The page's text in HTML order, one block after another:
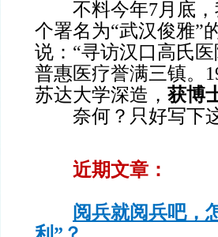
不料今年7月底，
个署名为“武汉俊雅”
说：“寻访汉口高氏
普惠医疗誉满三镇。
苏达大学深造， 获博
奈何？只好写下这
近期文章：
阅兵就阅兵吧，